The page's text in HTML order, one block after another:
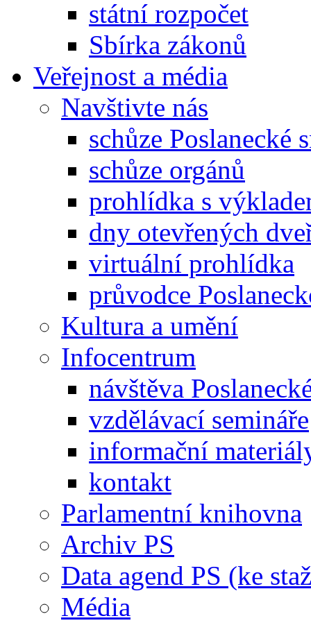
státní rozpočet
Sbírka zákonů
Veřejnost a média
Navštivte nás
schůze Poslanecké
schůze orgánů
prohlídka s
dny otevřených
virtuální prohlídka
průvodce
Kultura a umění
Infocentrum
návštěva
vzdělávací semináře
informační
kontakt
Parlamentní knihovna
Archiv PS
Data agend PS (ke
Média